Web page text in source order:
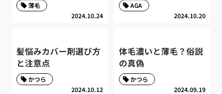
2024.10.24
薄毛
2024.10.20
AGA
髪悩みカバー剤選び方
と注意点
2024.10.12
かつら
体毛濃いと薄毛？俗説
の真偽
2024.09.19
かつら